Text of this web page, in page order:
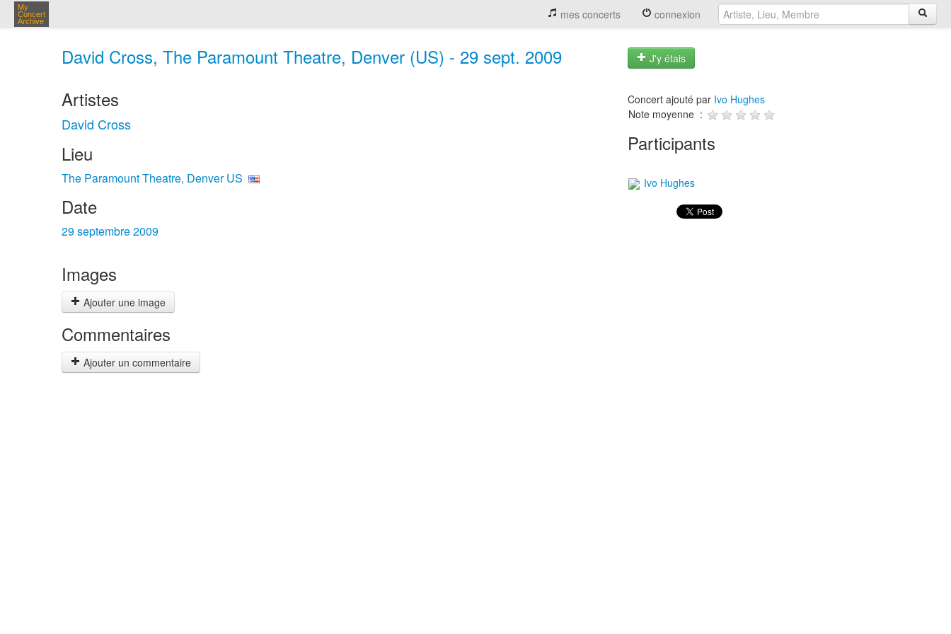
My
Concert
Archive
mes concerts connexion
David Cross, The Paramount Theatre, Denver (US) - 29 sept. 2009 J'y étais
Artistes
David Cross
Lieu
The Paramount Theatre, Denver US
Date
29 septembre 2009
Images
Ajouter une image
Commentaires
Ajouter un commentaire
Concert ajouté par Ivo Hughes
Note moyenne :
Participants
Ivo Hughes